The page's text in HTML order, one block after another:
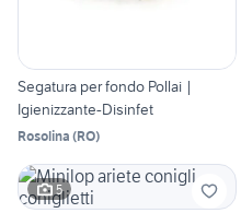
Segatura per fondo Pollai |
Igienizzante-Disinfet
Rosolina (RO)
5